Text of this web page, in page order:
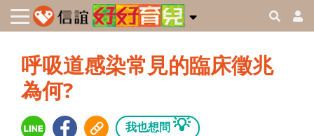
呼吸道感染常見的臨床徵兆
為何?
我也想問 💡